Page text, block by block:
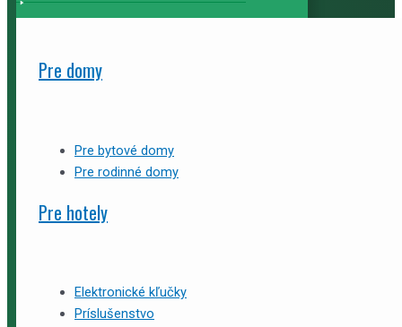
Pre domy
Pre bytové domy
Pre rodinné domy
Pre hotely
Elektronické kľučky
Príslušenstvo